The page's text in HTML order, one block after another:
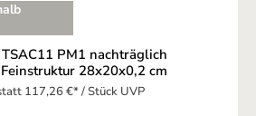
PM1 nachträglich
28x20x0,2 cm
117,26 €* / Stück UVP